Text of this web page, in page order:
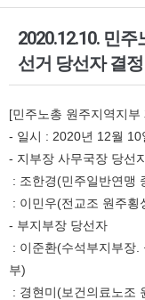
2020.12.10. 민
선거 당선자 결
[민주노총 원주지역지
- 일시 : 2020년 12월
- 지부장 사무국장 당선
: 조한경(민주일반연맹
: 이민우(전교조 원주횡
- 부지부장 당선자
: 이준환(수석부지부장.
부)
: 경현미(보건의료노조